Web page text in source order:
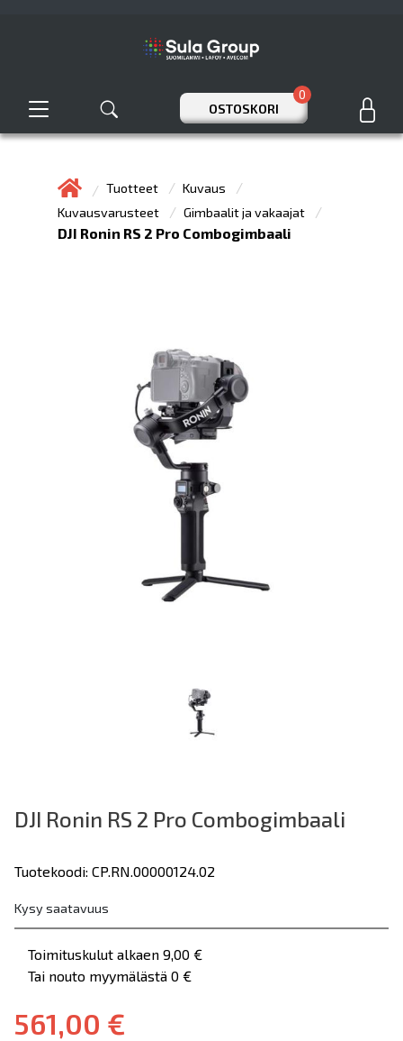
OSTOSKORI
0
Tuotteet
Kuvaus
Kuvausvarusteet
Gimbaalit ja vakaajat
DJI Ronin RS 2 Pro Combogimbaali
DJI Ronin RS 2 Pro Combogimbaali
Tuotekoodi: CP.RN.00000124.02
Kysy saatavuus
Toimituskulut alkaen 9,00 €
Tai nouto myymälästä 0 €
561,00 €